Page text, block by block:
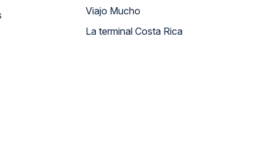
Viajo Mucho
La terminal Costa Rica